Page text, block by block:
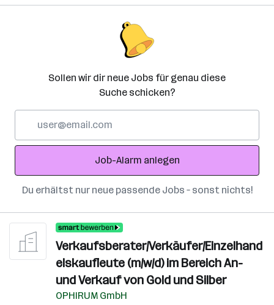
Sollen wir dir neue Jobs für genau diese
Suche schicken?
Adresse
Job-Alarm anlegen
Du erhältst nur neue passende Jobs – sonst nichts!
Verkaufsberater/Verkäufer/Einzelhand
elskaufleute (m/w/d) im Bereich An-
und Verkauf von Gold und Silber
OPHIRUM GmbH